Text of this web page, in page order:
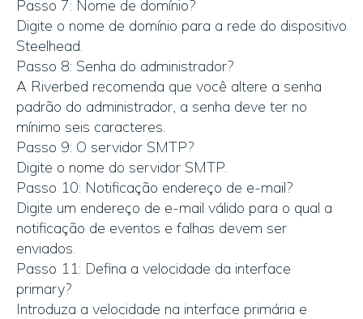
Passo 7: Nome de domínio?
Digite o nome de domínio para a rede do dispositivo
Steelhead.
Passo 8: Senha do administrador?
A Riverbed recomenda que você altere a senha
padrão do administrador, a senha deve ter no
mínimo seis caracteres.
Passo 9: O servidor SMTP?
Digite o nome do servidor SMTP.
Passo 10: Notificação endereço de e-mail?
Digite um endereço de e-mail válido para o qual a
notificação de eventos e falhas devem ser
enviados.
Passo 11: Defina a velocidade da interface
primary?
Introduza a velocidade na interface primária e